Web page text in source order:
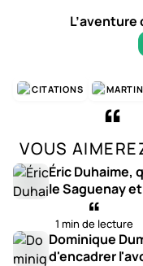
CITATIONS
VOUS
Éric Duhaime,
le Saguenay
1 min de lecture
Dominique
d'encadrer